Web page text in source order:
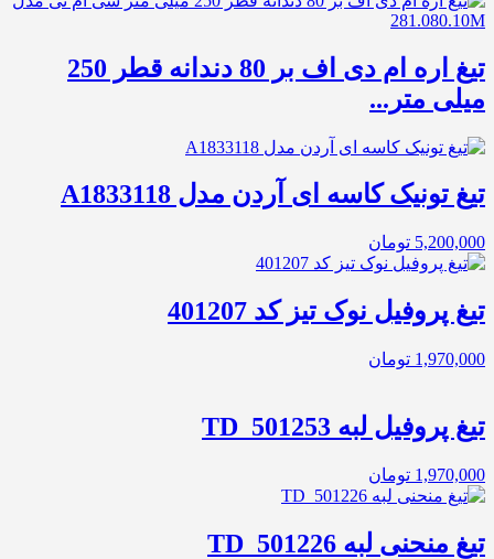
تیغ اره ام دی اف بر 80 دندانه قطر 250
میلی متر...
تیغ تونیک کاسه ای آردن مدل A1833118
5,200,000 تومان
تیغ پروفیل نوک تیز کد 401207
1,970,000 تومان
تیغ پروفیل لبه TD_501253
1,970,000 تومان
تیغ منحنی لبه TD_501226